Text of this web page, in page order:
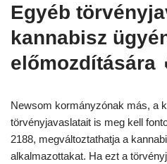
Egyéb
kannabisz
előmozdítására
Newsom kormányzónak más, a
törvényjavaslatait is meg kell
2188, megváltoztathatja a
alkalmazottakat. Ha ezt a